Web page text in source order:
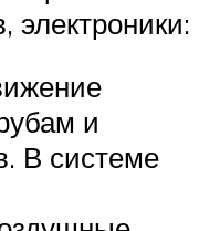
электроники:
и
В системе